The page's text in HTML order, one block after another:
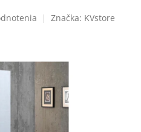
Značka: KVstore